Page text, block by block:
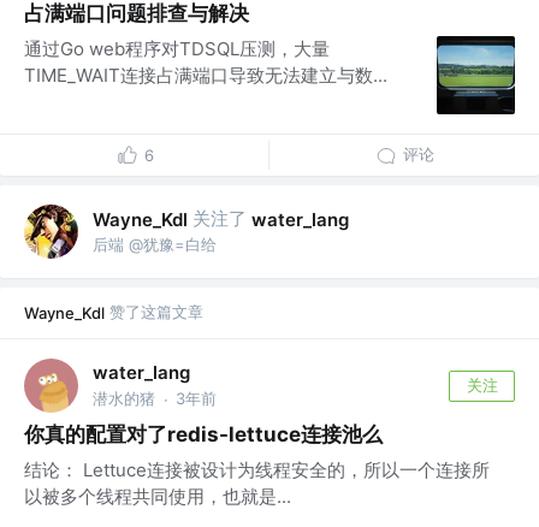
占满端口问题排查与解决
通过Go web程序对TDSQL压测，大量
TIME_WAIT连接占满端口导致无法建立与数...
6 评论
Wayne_Kdl 关注了 water_lang
后端 @犹豫=白给
Wayne_Kdl 赞了这篇文章
water_lang
潜水的猪 · 3年前
关注
你真的配置对了redis-lettuce连接池么
结论： Lettuce连接被设计为线程安全的，所以一个连接所
以被多个线程共同使用，也就是...